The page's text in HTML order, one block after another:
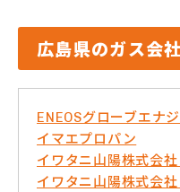
広島県のガス会
ENEOSグローブエナ
イマエプロパン
イワタニ山陽株式会
イワタニ山陽株式会